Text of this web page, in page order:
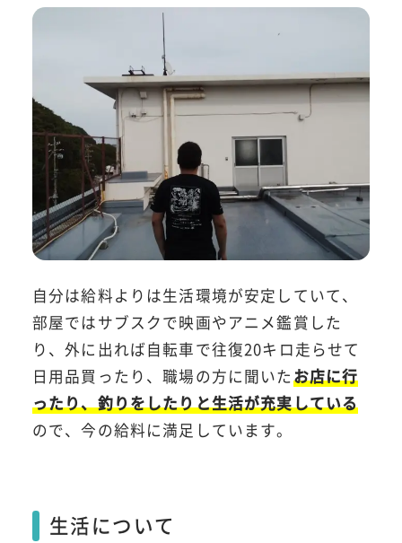
自分は給料よりは生活環境が安定していて、
部屋ではサブスクで映画やアニメ鑑賞した
り、外に出れば自転車で往復20キロ走らせて
日用品買ったり、職場の方に聞いたお店に行
ったり、釣りをしたりと生活が充実している
ので、今の給料に満足しています。
生活について